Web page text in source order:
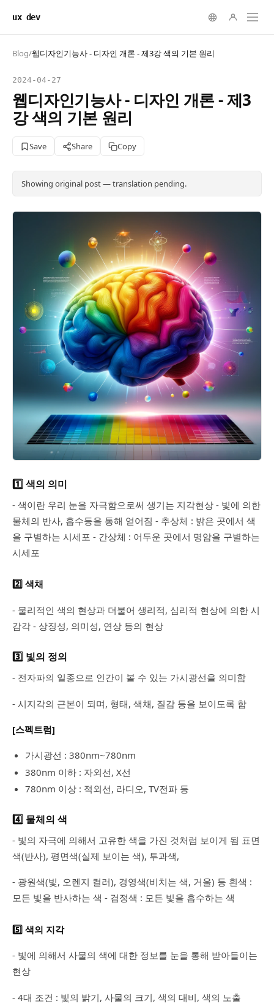
ux dev
Blog/웹디자인기능사 - 디자인 개론 - 제3강 색의 기본 원리
2024-04-27
웹디자인기능사 - 디자인 개론 - 제3
강 색의 기본 원리
Save Share Copy
Showing original post — translation pending.
1️⃣ 색의 의미
- 색이란 우리 눈을 자극함으로써 생기는 지각현상 - 빛에 의한
물체의 반사, 흡수등을 통해 얻어짐 - 추상체 : 밝은 곳에서 색
을 구별하는 시세포 - 간상체 : 어두운 곳에서 명암을 구별하는
시세포
2️⃣ 색채
- 물리적인 색의 현상과 더불어 생리적, 심리적 현상에 의한 시
감각 - 상징성, 의미성, 연상 등의 현상
3️⃣ 빛의 정의
- 전자파의 일종으로 인간이 볼 수 있는 가시광선을 의미함
- 시지각의 근본이 되며, 형태, 색채, 질감 등을 보이도록 함
[스펙트럼]
가시광선 : 380nm~780nm
380nm 이하 : 자외선, X선
780nm 이상 : 적외선, 라디오, TV전파 등
4️⃣ 물체의 색
- 빛의 자극에 의해서 고유한 색을 가진 것처럼 보이게 됨 표면
색(반사), 평면색(실제 보이는 색), 투과색,
- 광원색(빛, 오렌지 컬러), 경영색(비치는 색, 거울) 등 흰색 :
모든 빛을 반사하는 색 - 검정색 : 모든 빛을 흡수하는 색
5️⃣ 색의 지각
- 빛에 의해서 사물의 색에 대한 정보를 눈을 통해 받아들이는
현상
- 4대 조건 : 빛의 밝기, 사물의 크기, 색의 대비, 색의 노출